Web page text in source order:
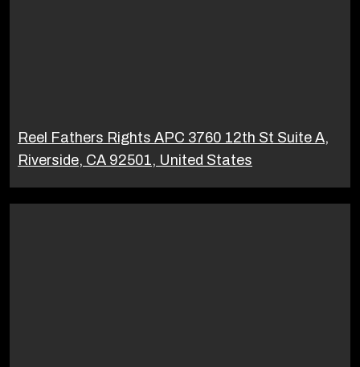
Reel Fathers Rights APC 3760 12th St Suite A,
Riverside, CA 92501, United States